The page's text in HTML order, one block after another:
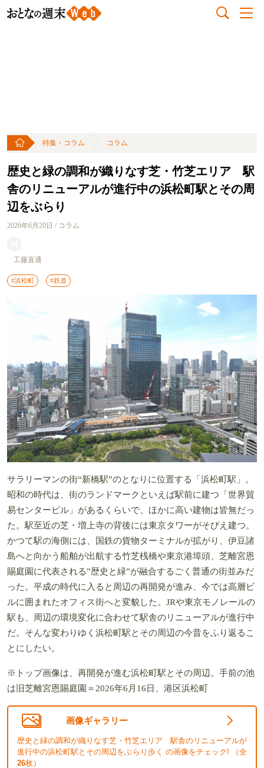
特集・コラム コラム
歴史と緑の調和が織りなす芝・竹芝エリア 駅
舎のリニューアルが進行中の浜松町駅とその周
辺をぶらり
2026年6月20日 / コラム
工藤直通
#浜松町 #鉄道
サラリーマンの街“新橋駅”のとなりに位置する「浜松町駅」。
昭和の時代は、街のランドマークといえば駅前に建つ「世界貿
易センタービル」があるくらいで、ほかに高い建物は皆無だっ
た。駅至近の芝・増上寺の背後には東京タワーがそびえ建つ。
かつて駅の海側には、国鉄の貨物ターミナルが拡がり、伊豆諸
島へと向かう船舶が出航する竹芝桟橋や東京港埠頭、芝離宮恩
賜庭園に代表される”歴史と緑”が融合するごく普通の街並みだ
った。平成の時代に入ると周辺の再開発が進み、今では高層ビ
ルに囲まれたオフィス街へと変貌した。JRや東京モノレールの
駅も、周辺の環境変化に合わせて駅舎のリニューアルが進行中
だ。そんな変わりゆく浜松町駅とその周辺の今昔をふり返るこ
とにしたい。
※トップ画像は、再開発が進む浜松町駅とその周辺。手前の池
は旧芝離宮恩賜庭園＝2026年6月16日、港区浜松町
画像ギャラリー
歴史と緑の調和が織りなす芝・竹芝エリア 駅舎のリニューアルが
進行中の浜松町駅とその周辺をぶらり歩く の画像をチェック! （全
26枚）